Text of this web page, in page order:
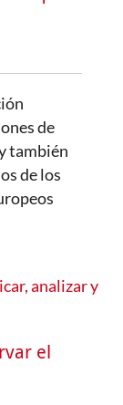
de
también
de los
el